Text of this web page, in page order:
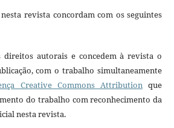
revista concordam com os seguintes
direitos autorais e concedem à revista o
com o trabalho simultaneamente
Creative Commons Attributionque
do trabalho com reconhecimento da
nesta revista.